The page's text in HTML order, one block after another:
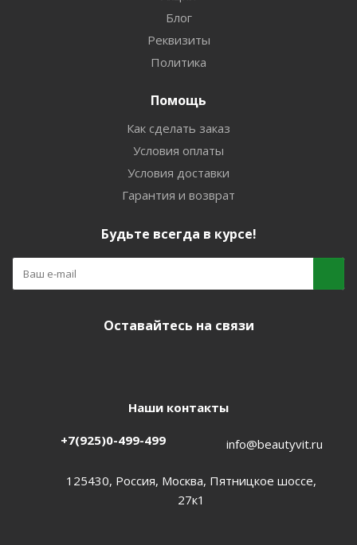
Блог
Реквизиты
Политика
Помощь
Как сделать заказ
Условия оплаты
Условия доставки
Гарантия и возврат
Будьте всегда в курсе!
Оставайтесь на связи
Наши контакты
+7(925)0-499-499 info@beautyvit.ru
125430, Россия, Москва, Пятницкое шоссе,
27к1